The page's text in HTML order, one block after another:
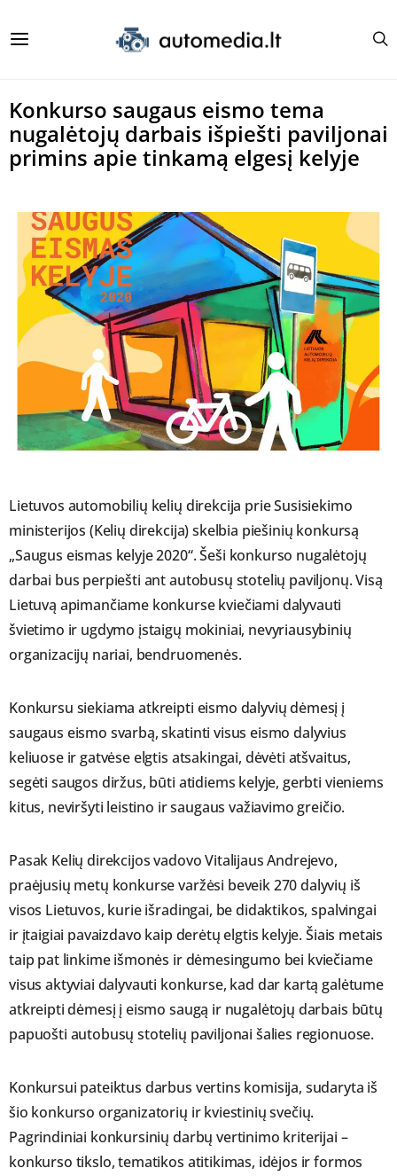
Konkurso saugaus eismo tema
nugalėtojų darbais išpiešti paviljonai
primins apie tinkamą elgesį kelyje
Lietuvos automobilių kelių direkcija prie Susisiekimo
ministerijos (Kelių direkcija) skelbia piešinių konkursą
„Saugus eismas kelyje 2020“. Šeši konkurso nugalėtojų
darbai bus perpiešti ant autobusų stotelių paviljonų. Visą
Lietuvą apimančiame konkurse kviečiami dalyvauti
švietimo ir ugdymo įstaigų mokiniai, nevyriausybinių
organizacijų nariai, bendruomenės.
Konkursu siekiama atkreipti eismo dalyvių dėmesį į
saugaus eismo svarbą, skatinti visus eismo dalyvius
keliuose ir gatvėse elgtis atsakingai, dėvėti atšvaitus,
segėti saugos diržus, būti atidiems kelyje, gerbti vieniems
kitus, neviršyti leistino ir saugaus važiavimo greičio.
Pasak Kelių direkcijos vadovo Vitalijaus Andrejevo,
praėjusių metų konkurse varžėsi beveik 270 dalyvių iš
visos Lietuvos, kurie išradingai, be didaktikos, spalvingai
ir įtaigiai pavaizdavo kaip derėtų elgtis kelyje. Šiais metais
taip pat linkime išmonės ir dėmesingumo bei kviečiame
visus aktyviai dalyvauti konkurse, kad dar kartą galėtume
atkreipti dėmesį į eismo saugą ir nugalėtojų darbais būtų
papuošti autobusų stotelių paviljonai šalies regionuose.
Konkursui pateiktus darbus vertins komisija, sudaryta iš
šio konkurso organizatorių ir kviestinių svečių.
Pagrindiniai konkursinių darbų vertinimo kriterijai –
konkurso tikslo, tematikos atitikimas, idėjos ir formos